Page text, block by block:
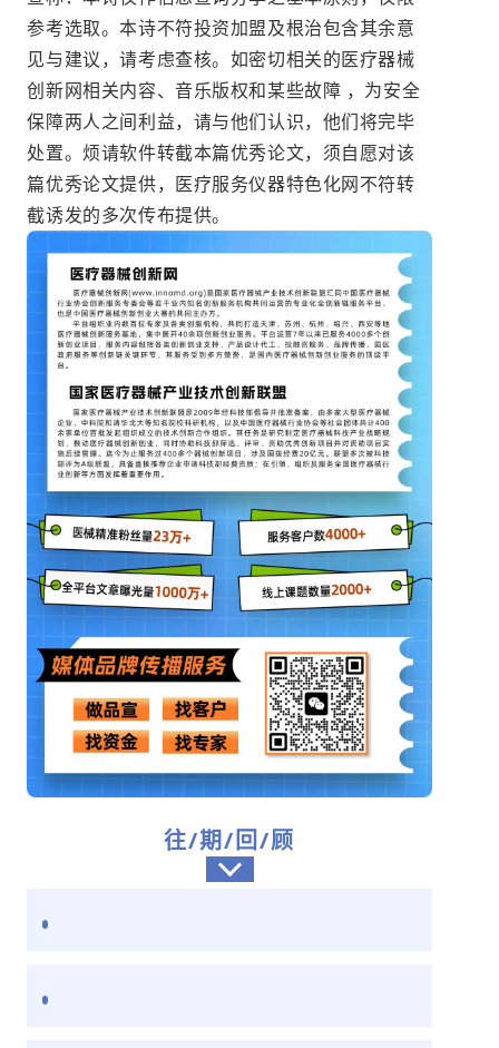
参考选取。本诗不符投资加盟及根治包含其余意
见与建议，请考虑查核。如密切相关的医疗器械
创新网相关内容、音乐版权和某些故障 ，为安全
保障两人之间利益，请与他们认识，他们将完毕
处置。烦请软件转截本篇优秀论文，须自愿对该
篇优秀论文提供，医疗服务仪器特色化网不符转
截诱发的多次传布提供。
往/期/回/顾